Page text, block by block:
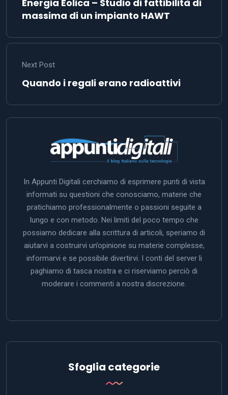
Energia Eolica – Studio di fattibilità di
massima di un impianto HAWT
Next Post
Quando i regali erano radioattivi
In Appunti Digitali cerchiamo di esprimere punti di vista
informati su questioni che conosciamo, materie che
pratichiamo professionalmente o passioni seguite a
lungo e con metodo. Nei limiti del poco tempo che
possiamo dedicare alla scrittura di articoli, speriamo di
aiutarvi a costruirvi un’opinione su materie complesse,
informarvi e se possibile divertirvi. I conti del server li
paghiamo di tasca nostra e ci riserviamo perciò di
moderare i commenti a nostra discrezione.
Sfoglia categorie